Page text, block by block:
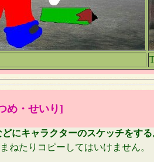
め・せいり]
にキャラクターのスケッチをする
ねたりコピーしてはいけません。